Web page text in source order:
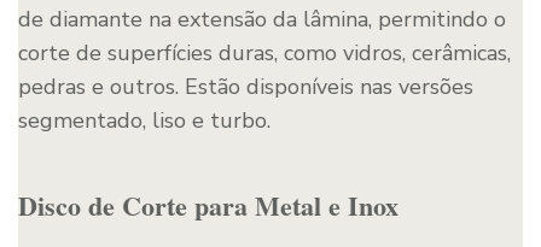
de diamante na extensão da lâmina, permitindo o
corte de superfícies duras, como vidros, cerâmicas,
pedras e outros. Estão disponíveis nas versões
segmentado, liso e turbo.
Disco de Corte para Metal e Inox